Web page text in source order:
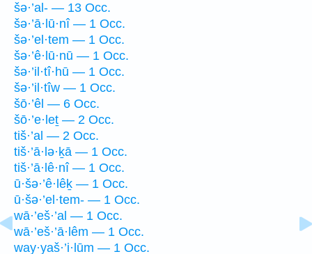
šə·’al- — 13 Occ.
šə·’ā·lū·nî — 1 Occ.
šə·’el·tem — 1 Occ.
šə·’ê·lū·nū — 1 Occ.
šə·’il·tî·hū — 1 Occ.
šə·’il·tîw — 1 Occ.
šō·’êl — 6 Occ.
šō·’e·leṯ — 2 Occ.
tiš·’al — 2 Occ.
tiš·’ā·lə·ḵā — 1 Occ.
tiš·’ā·lê·nî — 1 Occ.
ū·šə·’ê·lêḵ — 1 Occ.
ū·šə·’el·tem- — 1 Occ.
wā·’eš·’al — 1 Occ.
wā·’eš·’ā·lêm — 1 Occ.
way·yaš·’i·lūm — 1 Occ.